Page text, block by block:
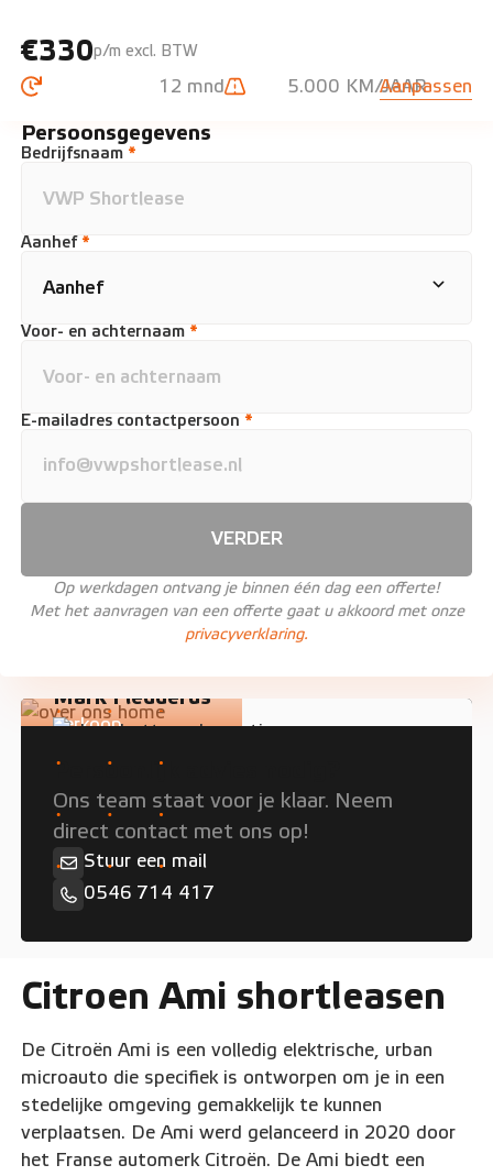
€330p/m excl. BTW
12 mnd 5.000 KM/JAARAanpassen
Persoonsgegevens
Bedrijfsnaam *
Aanhef *
Voor- en achternaam *
E-mailadres contactpersoon *
VERDER
Op werkdagen ontvang je binnen één dag een offerte!
Met het aanvragen van een offerte gaat u akkoord met onze
privacyverklaring.
Mark Fledderus
Verkoop
Persoonlijk advies nodig?
Ons team staat voor je klaar. Neem
direct contact met ons op!
Stuur een mail
0546 714 417
Citroen Ami shortleasen
De Citroën Ami is een volledig elektrische, urban
microauto die specifiek is ontworpen om je in een
stedelijke omgeving gemakkelijk te kunnen
verplaatsen. De Ami werd gelanceerd in 2020 door
het Franse automerk Citroën. De Ami biedt een